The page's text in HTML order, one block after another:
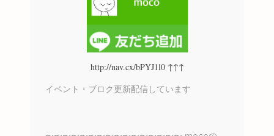
http://nav.cx/bPYJ1l0 ↑↑↑
イベント・ブロク更新配信しています